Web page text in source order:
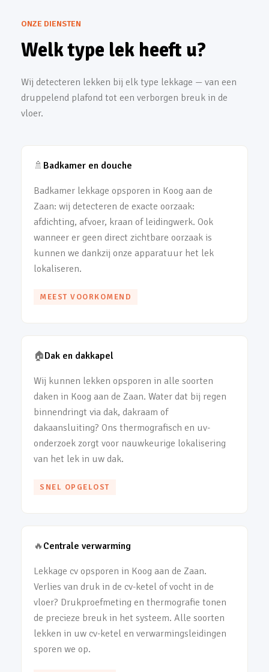
ONZE DIENSTEN
Welk type lek heeft u?
Wij detecteren lekken bij elk type lekkage — van een
druppelend plafond tot een verborgen breuk in de
vloer.
🚿 Badkamer en douche
Badkamer lekkage opsporen in Koog aan de
Zaan: wij detecteren de exacte oorzaak:
afdichting, afvoer, kraan of leidingwerk. Ook
wanneer er geen direct zichtbare oorzaak is
kunnen we dankzij onze apparatuur het lek
lokaliseren.
MEEST VOORKOMEND
🏠Dak en dakkapel
Wij kunnen lekken opsporen in alle soorten
daken in Koog aan de Zaan. Water dat bij regen
binnendringt via dak, dakraam of
dakaansluiting? Ons thermografisch en uv-
onderzoek zorgt voor nauwkeurige lokalisering
van het lek in uw dak.
SNEL OPGELOST
🔥 Centrale verwarming
Lekkage cv opsporen in Koog aan de Zaan.
Verlies van druk in de cv-ketel of vocht in de
vloer? Drukproefmeting en thermografie tonen
de precieze breuk in het systeem. Alle soorten
lekken in uw cv-ketel en verwarmingsleidingen
sporen we op.